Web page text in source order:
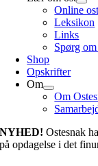
Online
Leksikon
Links
Spørg
Shop
Opskrifter
Om
Om
NYHED!Ostesnak
på opdagelse i det